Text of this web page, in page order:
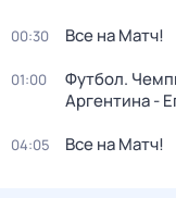
00:30 Все на Матч!
01:00
Футбол.
Аргентина -
04:05 Все на Матч!